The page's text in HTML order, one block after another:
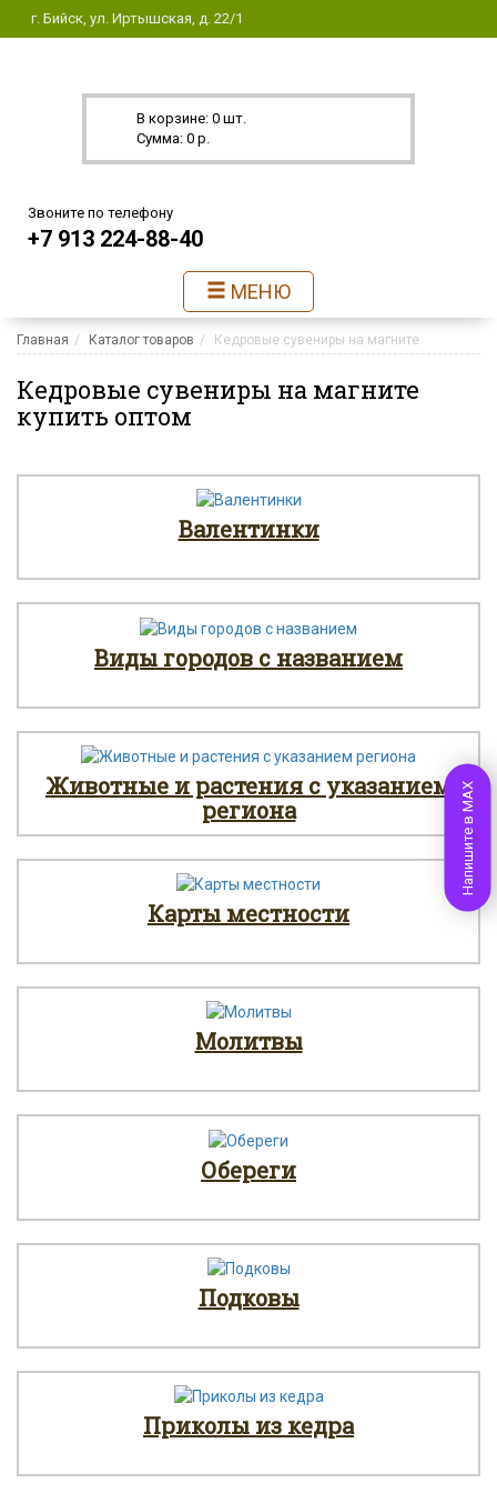
г. Бийск, ул. Иртышская, д. 22/1
В корзине: 0 шт.
Сумма: 0 р.
Звоните по телефону
+7 913 224-88-40
МЕНЮ
Главная Каталог товаров Кедровые сувениры на магните
Кедровые сувениры на магните
купить оптом
Валентинки
Виды городов с названием
Животные и растения с указанием
региона
Карты местности
Молитвы
Обереги
Подковы
Приколы из кедра
Напишите в MAX